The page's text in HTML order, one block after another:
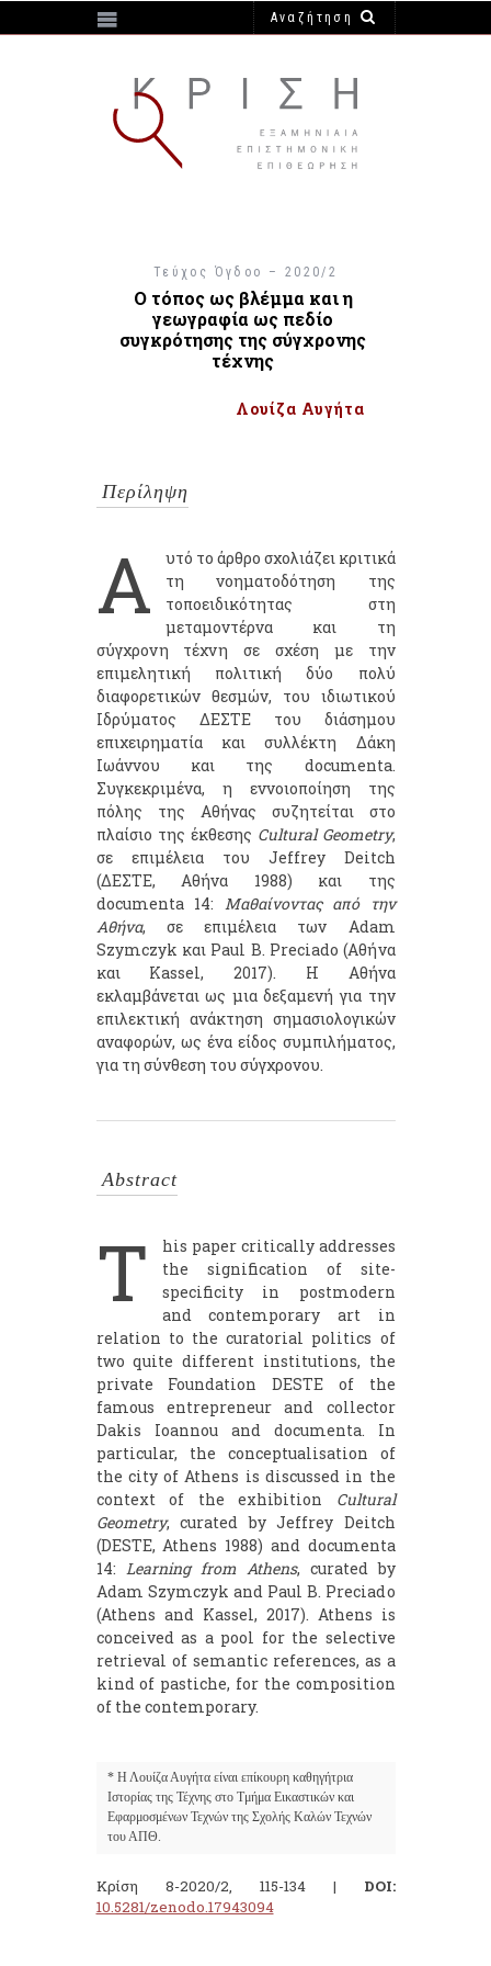
https://e-krisi.gr/wp-content/themes/krisi
Τεύχος Όγδοο – 2020/2
Ο τόπος ως βλέμμα και η
γεωγραφία ως πεδίο
συγκρότησης της σύγχρονης
τέχνης
Λουίζα Αυγήτα
Περίληψη
Α
υτό το άρθρο σχολιάζει κριτικά
τη νοηματοδότηση της
τοποειδικότητας στη
μεταμοντέρνα και τη
σύγχρονη τέχνη σε σχέση με την
επιμελητική πολιτική δύο πολύ
διαφορετικών θεσμών, του ιδιωτικού
Ιδρύματος ΔΕΣΤΕ του διάσημου
επιχειρηματία και συλλέκτη Δάκη
Ιωάννου και της documenta.
Συγκεκριμένα, η εννοιοποίηση της
πόλης της Αθήνας συζητείται στο
πλαίσιο της έκθεσης Cultural Geometry,
σε επιμέλεια του Jeffrey Deitch
(ΔΕΣΤΕ, Αθήνα 1988) και της
documenta 14: Μαθαίνοντας από την
Αθήνα, σε επιμέλεια των Adam
Szymczyk και Paul B. Preciado (Αθήνα
και Kassel, 2017). Η Αθήνα
εκλαμβάνεται ως μια δεξαμενή για την
επιλεκτική ανάκτηση σημασιολογικών
αναφορών, ως ένα είδος συμπιλήματος,
για τη σύνθεση του σύγχρονου.
Abstract
T
his paper critically addresses
the signification of site-
specificity in postmodern
and contemporary art in
relation to the curatorial politics of
two quite different institutions, the
private Foundation DESTE of the
famous entrepreneur and collector
Dakis Ioannou and documenta. In
particular, the conceptualisation of
the city of Athens is discussed in the
context of the exhibition Cultural
Geometry, curated by Jeffrey Deitch
(DESTE, Athens 1988) and documenta
14: Learning from Athens, curated by
Adam Szymczyk and Paul B. Preciado
(Athens and Kassel, 2017). Athens is
conceived as a pool for the selective
retrieval of semantic references, as a
kind of pastiche, for the composition
of the contemporary.
* Η Λουίζα Αυγήτα είναι επίκουρη καθηγήτρια
Ιστορίας της Τέχνης στο Τμήμα Εικαστικών και
Εφαρμοσμένων Τεχνών της Σχολής Καλών Τεχνών
του ΑΠΘ.
Κρίση 8-2020/2, 115-134 | DOI:
10.5281/zenodo.17943094